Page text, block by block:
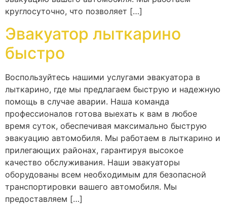
круглосуточно, что позволяет […]
Эвакуатор лыткарино
быстро
Воспользуйтесь нашими услугами эвакуатора в
лыткарино, где мы предлагаем быструю и надежную
помощь в случае аварии. Наша команда
профессионалов готова выехать к вам в любое
время суток, обеспечивая максимально быструю
эвакуацию автомобиля. Мы работаем в лыткарино и
прилегающих районах, гарантируя высокое
качество обслуживания. Наши эвакуаторы
оборудованы всем необходимым для безопасной
транспортировки вашего автомобиля. Мы
предоставляем […]